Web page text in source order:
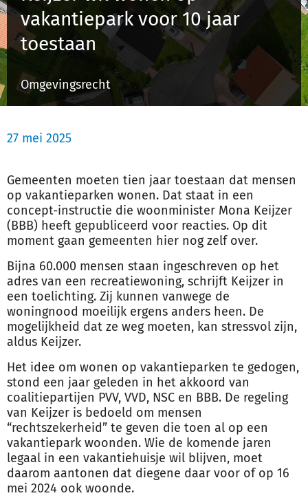
Inloggen
Registreren
vakantiepark voor 10 jaar
toestaan
Omgevingsrecht
27 mei 2025
Gemeenten moeten tien jaar toestaan dat mensen
op vakantieparken wonen. Dat staat in een
concept-instructie die woonminister Mona Keijzer
(BBB) heeft gepubliceerd voor reacties. Op dit
moment gaan gemeenten hier nog zelf over.
Bijna 60.000 mensen staan ingeschreven op het
adres van een recreatiewoning, schrijft Keijzer in
een toelichting. Zij kunnen vanwege de
woningnood moeilijk ergens anders heen. De
mogelijkheid dat ze weg moeten, kan stressvol zijn,
aldus Keijzer.
Het idee om wonen op vakantieparken te gedogen,
stond een jaar geleden in het akkoord van
coalitiepartijen PVV, VVD, NSC en BBB. De regeling
van Keijzer is bedoeld om mensen
“rechtszekerheid” te geven die toen al op een
vakantiepark woonden. Wie de komende jaren
legaal in een vakantiehuisje wil blijven, moet
daarom aantonen dat diegene daar voor of op 16
mei 2024 ook woonde.